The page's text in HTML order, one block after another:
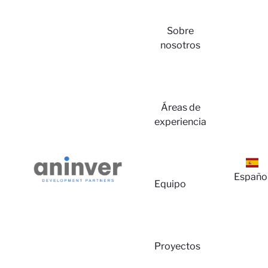
Sobre
nosotros
Áreas de
experiencia
Equipo
Proyectos